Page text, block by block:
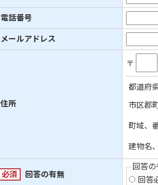
電話番号
メールアドレス
住所
〒
都道府
市区郡
町域、
建物名
必須 回答の有無
回答
回答